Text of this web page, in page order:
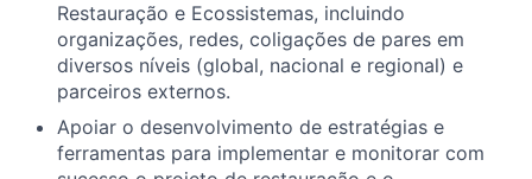
Restauração e Ecossistemas, incluindo
organizações, redes, coligações de pares em
diversos níveis (global, nacional e regional) e
parceiros externos.
Apoiar o desenvolvimento de estratégias e
ferramentas para implementar e monitorar com